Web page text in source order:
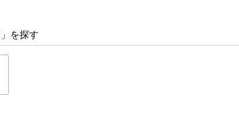
を探す